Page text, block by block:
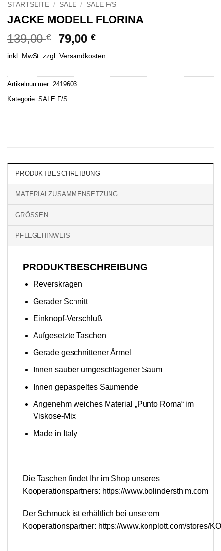
STARTSEITE / SALE / SALE F/S
JACKE MODELL FLORINA
139,00€
Ursprünglicher
war:
139,00 €
79,00€Aktueller
ist:
79,00 €.
inkl. MwSt. zzgl. Versandkosten
Artikelnummer: 2419603
Kategorie: SALE F/S
PRODUKTBESCHREIBUNG
MATERIALZUSAMMENSETZUNG
GRÖSSEN
PFLEGEHINWEIS
PRODUKTBESCHREIBUNG
Reverskragen
Gerader Schnitt
Einknopf-Verschluß
Aufgesetzte Taschen
Gerade geschnittener Ärmel
Innen sauber umgeschlagener Saum
Innen gepaspeltes Saumende
Angenehm weiches Material „Punto Roma“ im
Viskose-Mix
Made in Italy
Die Taschen findet Ihr im Shop unseres
Kooperationspartners: https://www.bolindersthlm.com
Der Schmuck ist erhältlich bei unserem
Kooperationspartner: https://www.konplott.com/stores/